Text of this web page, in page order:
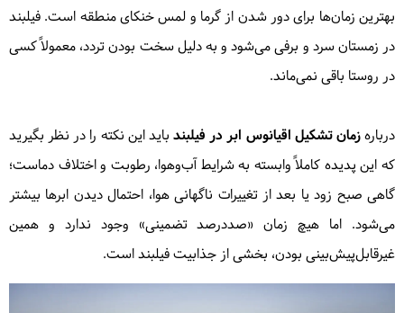
بهترین زمان‌ها برای دور شدن از گرما و لمس خنکای منطقه است. فیلبند
در زمستان سرد و برفی می‌شود و به دلیل سخت بودن تردد، معمولاً کسی
در روستا باقی نمی‌ماند.
دربارهزمان تشکیل اقیانوس ابر در فیلبندباید این نکته را در نظر بگیرید
که این پدیده کاملاً وابسته به شرایط آب‌وهوا، رطوبت و اختلاف دماست؛
گاهی صبح زود یا بعد از تغییرات ناگهانی هوا، احتمال دیدن ابرها بیشتر
می‌شود. اما هیچ زمان «صددرصد تضمینی» وجود ندارد و همین
غیرقابل‌پیش‌بینی بودن، بخشی از جذابیت فیلبند است.